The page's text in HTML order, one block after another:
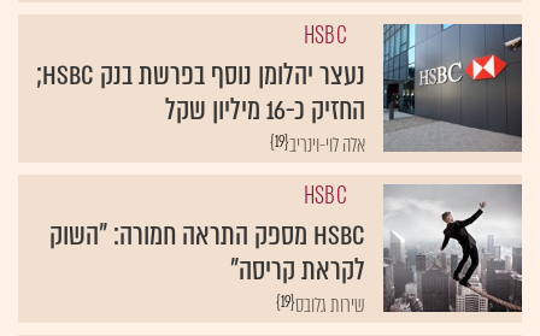
HSBC
נעצר יהלומן נוסף בפרשת בנק HSBC;
החזיק כ-16 מיליון שקל
{19}אלה לוי-וינריב
HSBC
HSBC מספק התראה חמורה: "השוק
לקראת קריסה"
{19}שירות גלובס